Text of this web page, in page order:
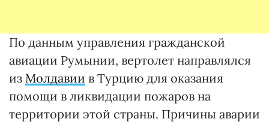
По данным управления гражданской
авиации Румынии, вертолет направлялся
из Молдавии в Турцию для оказания
помощи в ликвидации пожаров на
территории этой страны. Причины аварии